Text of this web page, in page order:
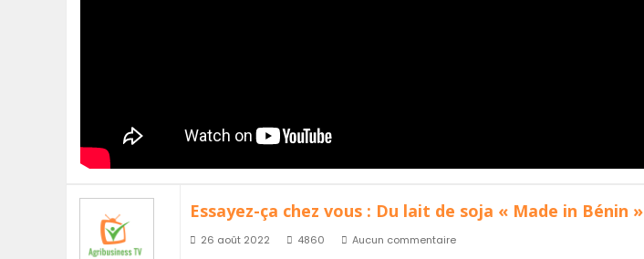
Essayez-ça chez vous : Du lait de soja « Made in Bénin »
26 août 2022 4860 Aucun commentaire